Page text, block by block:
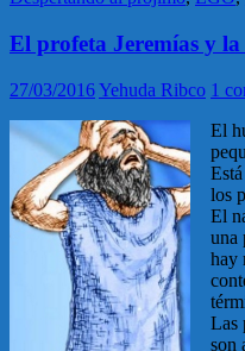
El profeta Jeremías y
27/03/2016Yehuda Ribco 1
El
los
El
una
hay
Las
son